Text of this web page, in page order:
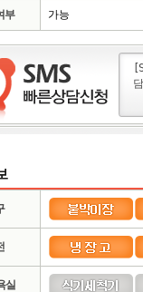
부 가능
실